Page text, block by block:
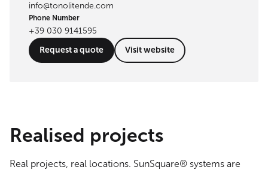
info@tonolitende.com
Phone Number
+39 030 9141595
Request a quote
Visit website
Realised projects
Real projects, real locations. SunSquare® systems are